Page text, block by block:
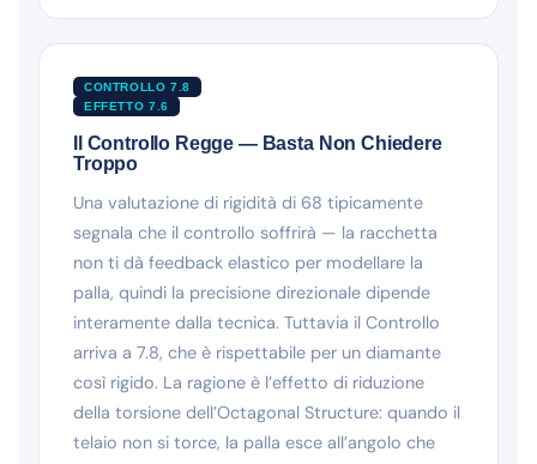
CONTROLLO 7.8
EFFETTO 7.6
Il Controllo Regge — Basta Non Chiedere
Troppo
Una valutazione di rigidità di 68 tipicamente
segnala che il controllo soffrirà — la racchetta
non ti dà feedback elastico per modellare la
palla, quindi la precisione direzionale dipende
interamente dalla tecnica. Tuttavia il Controllo
arriva a 7.8, che è rispettabile per un diamante
così rigido. La ragione è l’effetto di riduzione
della torsione dell’Octagonal Structure: quando il
telaio non si torce, la palla esce all’angolo che